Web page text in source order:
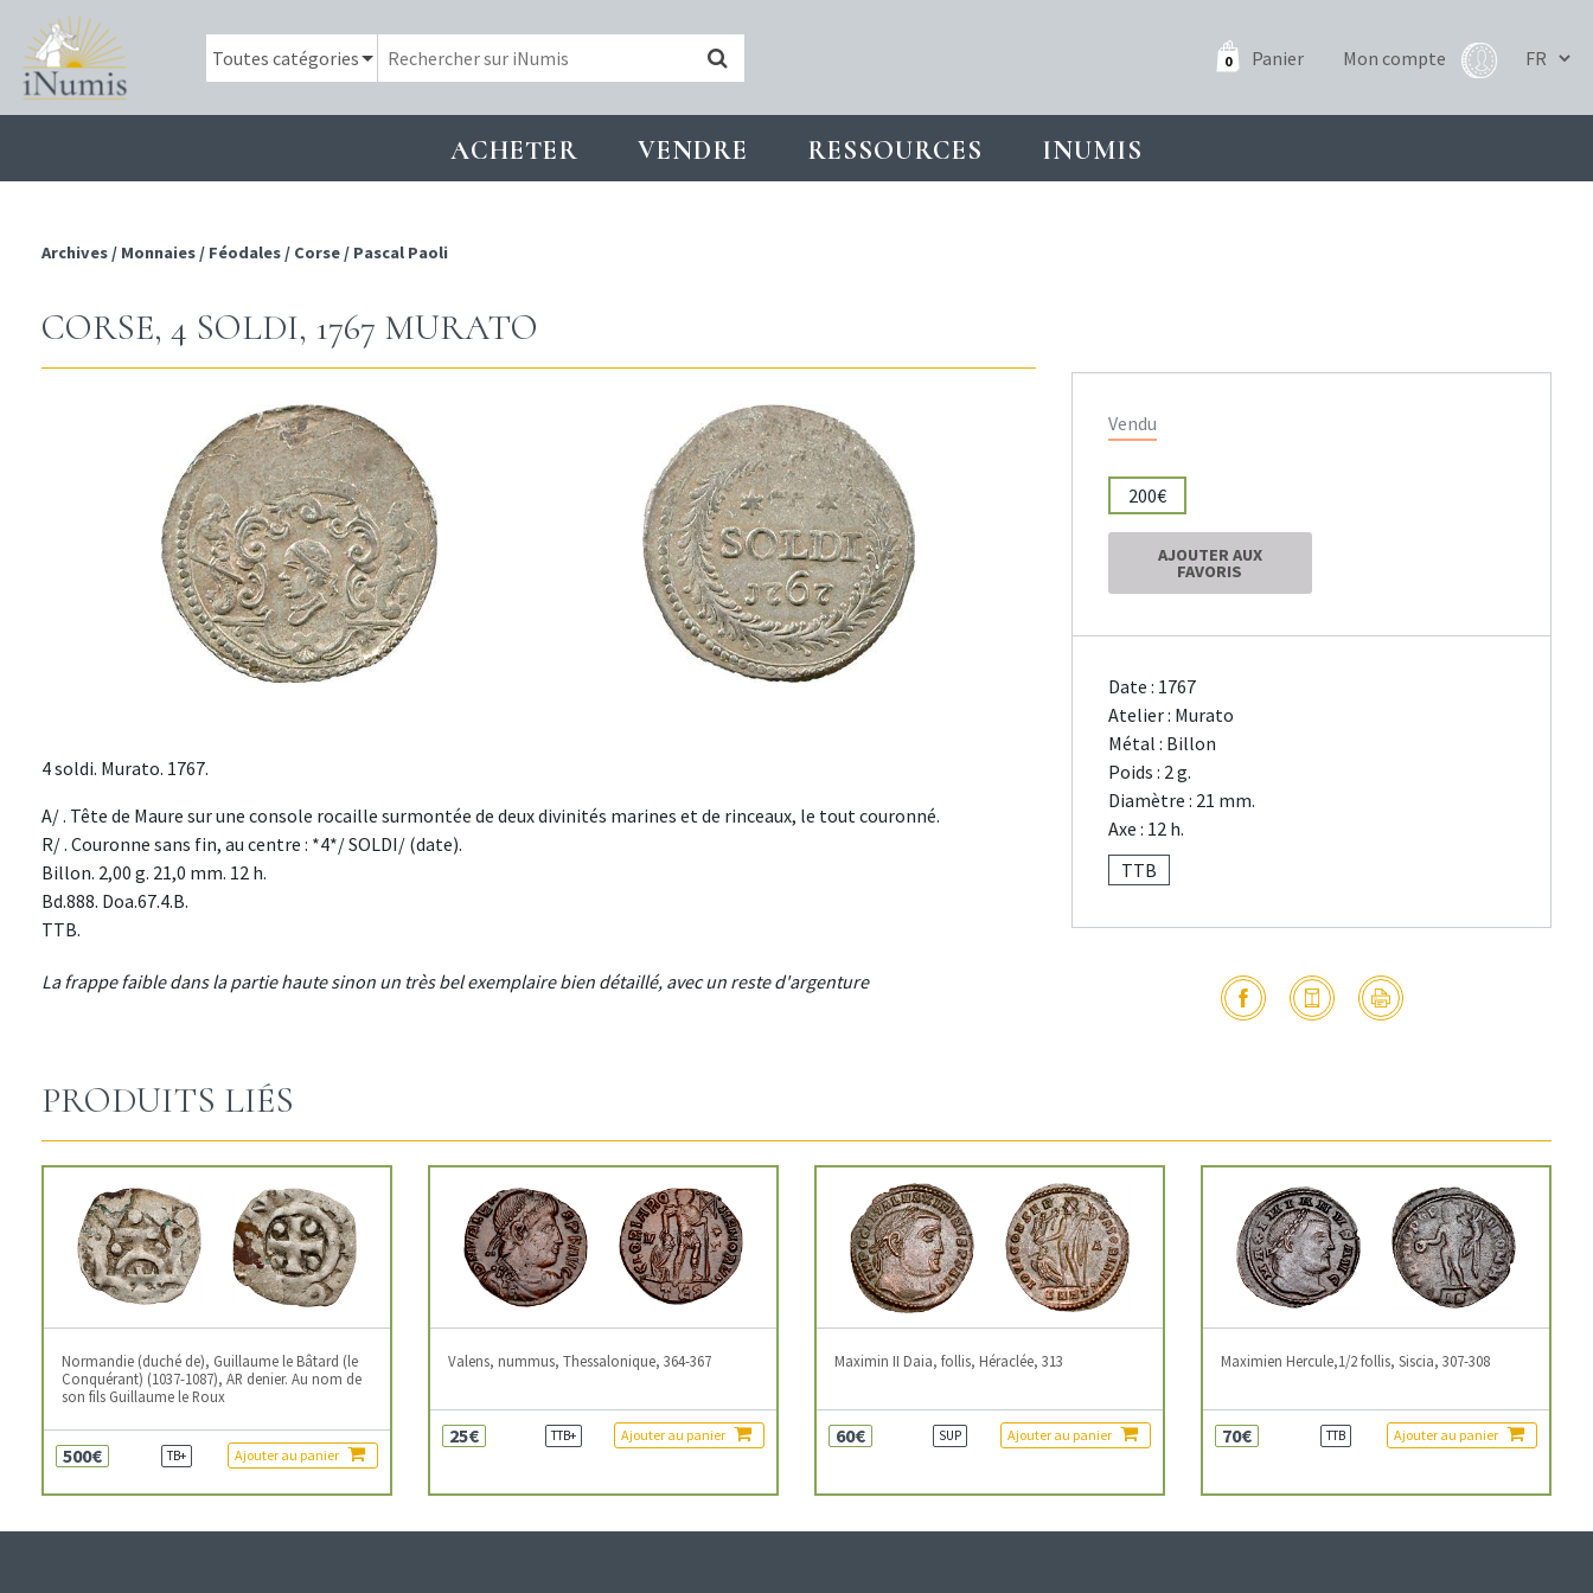
0 Panier Mon compte
ACHETER VENDRE RESSOURCES INUMIS
Archives / Monnaies / Féodales / Corse / Pascal Paoli
CORSE, 4 SOLDI, 1767 MURATO
4 soldi. Murato. 1767.
A/ . Tête de Maure sur une console rocaille surmontée de deux divinités marines et de rinceaux, le tout couronné.
R/ . Couronne sans fin, au centre : *4*/ SOLDI/ (date).
Billon. 2,00 g. 21,0 mm. 12 h.
Bd.888. Doa.67.4.B.
TTB.
La frappe faible dans la partie haute sinon un très bel exemplaire bien détaillé, avec un reste d'argenture
Vendu
200€
AJOUTER AUX
FAVORIS
Date : 1767
Atelier : Murato
Métal : Billon
Poids : 2 g.
Diamètre : 21 mm.
Axe : 12 h.
TTB
PRODUITS LIÉS
Normandie (duché de), Guillaume le Bâtard (le
Conquérant) (1037-1087), AR denier. Au nom de
son fils Guillaume le Roux
500€ TB+ Ajouter au panier
Valens, nummus, Thessalonique, 364-367
25€ TTB+ Ajouter au panier
Maximin II Daia, follis, Héraclée, 313
60€ SUP Ajouter au panier
Maximien Hercule,1/2 follis, Siscia, 307-308
70€ TTB Ajouter au panier